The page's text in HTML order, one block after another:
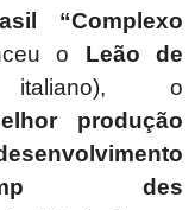
“Complexo
o Leão de
o
produção
des